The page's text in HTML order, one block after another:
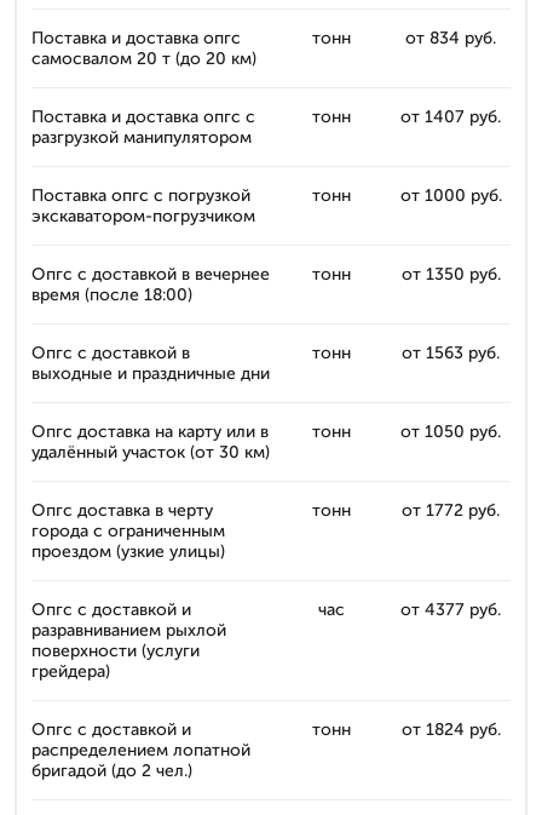
Поставка и доставка опгс
самосвалом 20 т (до 20 км)
тонн от 834 руб.
Поставка и доставка опгс с
разгрузкой манипулятором
тонн от 1407 руб.
Поставка опгс с погрузкой
экскаватором-погрузчиком
тонн от 1000 руб.
Опгс с доставкой в вечернее
время (после 18:00)
тонн от 1350 руб.
Опгс с доставкой в
выходные и праздничные дни
тонн от 1563 руб.
Опгс доставка на карту или в
удалённый участок (от 30 км)
тонн от 1050 руб.
Опгс доставка в черту
города с ограниченным
проездом (узкие улицы)
тонн от 1772 руб.
Опгс с доставкой и
разравниванием рыхлой
поверхности (услуги
грейдера)
час от 4377 руб.
Опгс с доставкой и
распределением лопатной
бригадой (до 2 чел.)
тонн от 1824 руб.